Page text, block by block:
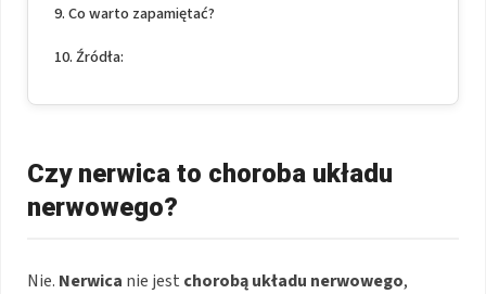
Co warto zapamiętać?
Źródła:
Czy nerwica to choroba układu
nerwowego?
Nie. Nerwica nie jest chorobą układu nerwowego,